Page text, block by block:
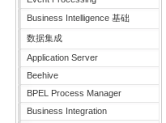
Business Intelligence 基础
数据集成
Application Server
Beehive
BPEL Process Manager
Business Integration